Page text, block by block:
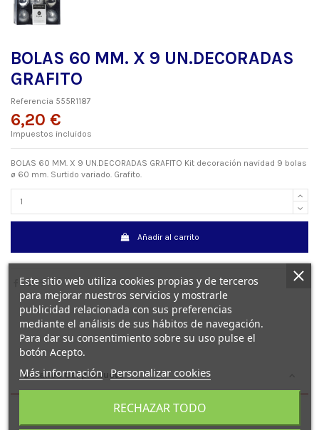
BOLAS 60 MM. X 9 UN.DECORADAS
GRAFITO
Referencia 555R1187
6,20 €
Impuestos incluidos
BOLAS 60 MM. X 9 UN.DECORADAS GRAFITO Kit decoración navidad 9 bolas
ø 60 mm. Surtido variado. Grafito.
Añadir al carrito
Detalles del producto
Este sitio web utiliza cookies propias y de terceros
para mejorar nuestros servicios y mostrarle
publicidad relacionada con sus preferencias
mediante el análisis de sus hábitos de navegación.
Para dar su consentimiento sobre su uso pulse el
botón Acepto.
Más información Personalizar cookies
RECHAZAR TODO